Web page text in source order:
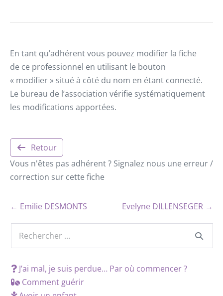
En tant qu’adhérent vous pouvez modifier la fiche
de ce professionnel en utilisant le bouton
« modifier » situé à côté du nom en étant connecté.
Le bureau de l’association vérifie systématiquement
les modifications apportées.
Retour
Vous n'êtes pas adhérent ? Signalez nous une erreur /
correction sur cette fiche
← Emilie DESMONTS Evelyne DILLENSEGER →
J’ai mal, je suis perdue… Par où commencer ?
Comment guérir